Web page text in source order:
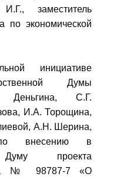
заместитель
по экономической
инициативе
Думы
Деньгина, С.Г.
И.А. Торощина,
А.Н. Шерина,
внесению в
Думу проекта
№ 98787-7 «О